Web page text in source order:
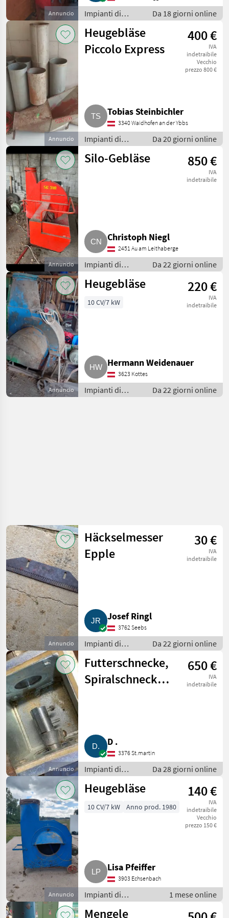
Annuncio
Impianti di
movimentazione
e trasporto /
Soffiatori
Da 18 giorni online
Annuncio
Heugebläse
Piccolo Express
400 €
IVA
indetraibile
Vecchio
prezzo 800 €
Tobias Steinbichler
3340 Waidhofen an der Ybbs
Impianti di
movimentazione
e trasporto /
Da 20 giorni online
Annuncio
Silo-Gebläse 850 €
IVA
indetraibile
Christoph Niegl
2451 Au am Leithaberge
Impianti di
movimentazione
e trasporto /
Da 22 giorni online
Annuncio
Heugebläse 220 €
IVA
indetraibile
10 CV/7 kW
Hermann Weidenauer
3623 Kottes
Impianti di
movimentazione
Da 22 giorni online
Annuncio
Häckselmesser
Epple
30 €
IVA
indetraibile
Josef Ringl
3762 Seebs
Impianti di
movimentazione
e trasporto /
Soffiatori
Da 22 giorni online
Annuncio
Futterschnecke,
Spiralschnecke,
650 €
IVA
indetraibile
D .
3376 St.martin
Impianti di
movimentazione
e trasporto /
Da 28 giorni online
Annuncio
Heugebläse 140 €
IVA
indetraibile
Vecchio
prezzo 150 €
10 CV/7 kW Anno prod. 1980
Lisa Pfeiffer
3903 Echsenbach
Impianti di
movimentazione e
trasporto / Soffiatori
1 mese online
Mengele